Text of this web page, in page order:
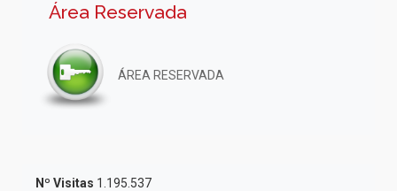
Área Reservada
ÁREA RESERVADA
Nº Visitas 1.195.537